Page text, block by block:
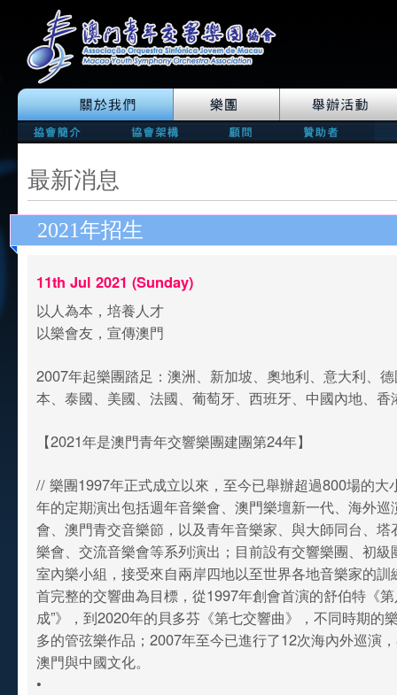
最新消息
2021年招生
11th Jul 2021 (Sunday)
以人為本，培養人才
以樂會友，宣傳澳門
2007年起樂團踏足：澳洲、新加坡、奧地利、意大利、
本、泰國、美國、法國、葡萄牙、西班牙、中國內地、香
【2021年是澳門青年交響樂團建團第24年】
// 樂團1997年正式成立以來，至今已舉辦超過800場的大
年的定期演出包括週年音樂會、澳門樂壇新一代、海外巡
會、澳門青交音樂節，以及青年音樂家、與大師同台、塔
樂會、交流音樂會等系列演出；目前設有交響樂團、初級
室內樂小組，接受來自兩岸四地以至世界各地音樂家的訓
首完整的交響曲為目標，從1997年創會首演的舒伯特《
成”》，到2020年的貝多芬《第七交響曲》，不同時期的
多的管弦樂作品；2007年至今已進行了12次海內外巡演
澳門與中國文化。
•